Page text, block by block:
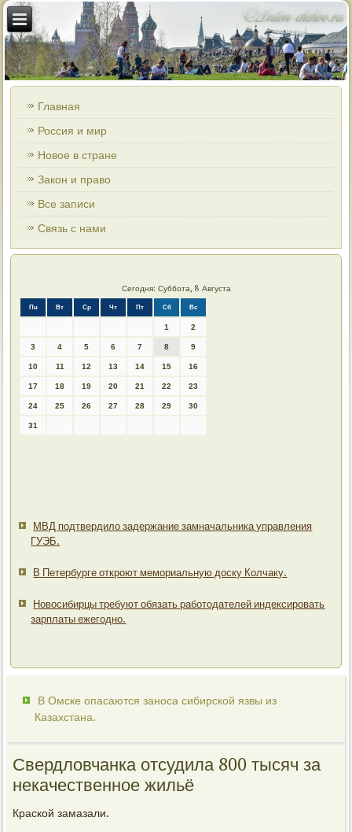
Главная
Россия и мир
Новое в стране
Закон и право
Все записи
Связь с нами
Сегодня: Суббота, 8 Августа
Пн Вт Ср Чт Пт Сб Вс
1 2
3 4 5 6 7 8 9
10 11 12 13 14 15 16
17 18 19 20 21 22 23
24 25 26 27 28 29 30
31
МВД подтвердило задержание замначальника управления
ГУЭБ.
В Петербурге откроют мемориальную доску Колчаку.
Новосибирцы требуют обязать работодателей индексировать
зарплаты ежегодно.
В Омске опасаются заноса сибирской язвы из
Казахстана.
Свердловчанка отсудила 800 тысяч за
некачественное жильё
Краской замазали.